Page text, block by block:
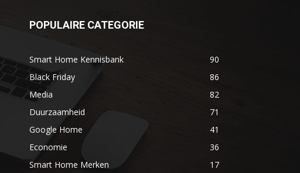
POPULAIRE CATEGORIE
Smart Home Kennisbank
90
Black Friday
86
Media
82
Duurzaamheid
71
Google Home
41
Economie
36
Smart Home Merken
17